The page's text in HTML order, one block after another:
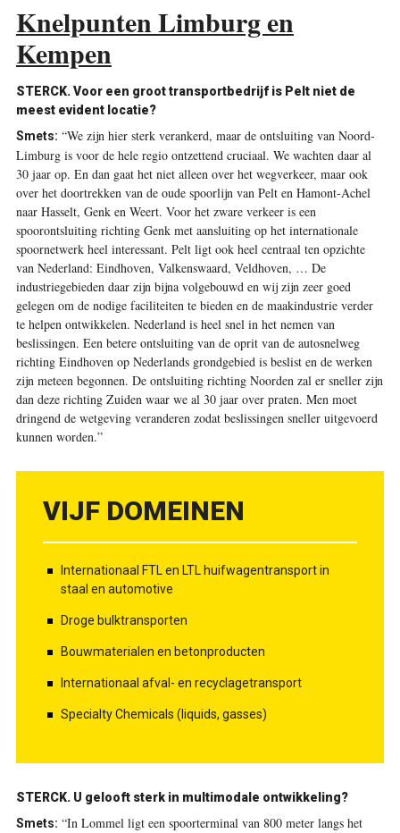
Knelpunten Limburg en
Kempen
STERCK. Voor een groot transportbedrijf is Pelt niet de
meest evident locatie?
Smets: “We zijn hier sterk verankerd, maar de ontsluiting van Noord-
Limburg is voor de hele regio ontzettend cruciaal. We wachten daar al
30 jaar op. En dan gaat het niet alleen over het wegverkeer, maar ook
over het doortrekken van de oude spoorlijn van Pelt en Hamont-Achel
naar Hasselt, Genk en Weert. Voor het zware verkeer is een
spoorontsluiting richting Genk met aansluiting op het internationale
spoornetwerk heel interessant. Pelt ligt ook heel centraal ten opzichte
van Nederland: Eindhoven, Valkenswaard, Veldhoven, … De
industriegebieden daar zijn bijna volgebouwd en wij zijn zeer goed
gelegen om de nodige faciliteiten te bieden en de maakindustrie verder
te helpen ­ontwikkelen. Nederland is heel snel in het nemen van
beslissingen. Een betere ontsluiting van de oprit van de autosnelweg
richting Eindhoven op Nederlands grondgebied is beslist en de werken
zijn meteen begonnen. De ontsluiting richting Noorden zal er sneller zijn
dan deze richting Zuiden waar we al 30 jaar over praten. Men moet
dringend de wetgeving veranderen zodat beslissingen sneller uitgevoerd
kunnen worden.”
VIJF DOMEINEN
Internationaal FTL en LTL huifwagentransport in
staal en automotive
Droge bulktransporten
Bouwmaterialen en betonproducten
Internationaal afval- en recyclagetransport
Specialty Chemicals (liquids, gasses)
STERCK. U gelooft sterk in multimodale ontwikkeling?
Smets: “In Lommel ligt een spoorterminal van 800 meter langs het